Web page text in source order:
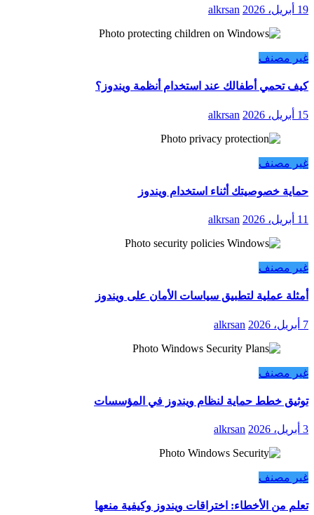
19 أبريل، 2026 alkrsan
غير مصنف
كيف تحمي أطفالك عند استخدام أنظمة ويندوز؟
15 أبريل، 2026 alkrsan
غير مصنف
حماية خصوصيتك أثناء استخدام ويندوز
11 أبريل، 2026 alkrsan
غير مصنف
أمثلة عملية لتطبيق سياسات الأمان على ويندوز
7 أبريل، 2026 alkrsan
غير مصنف
توثيق خطط حماية لنظام ويندوز في المؤسسات
3 أبريل، 2026 alkrsan
غير مصنف
تعلم من الأخطاء: اختراقات ويندوز وكيفية منعها